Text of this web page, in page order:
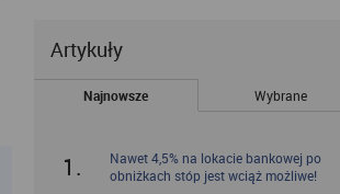
Artykuły
Najnowsze Wybrane
1.
Nawet 4,5% na lokacie bankowej po
obniżkach stóp jest wciąż możliwe!